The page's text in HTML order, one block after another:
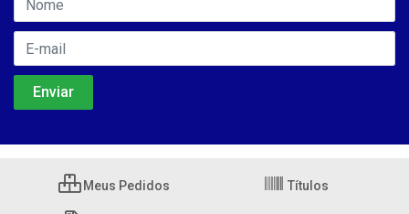
Meus Pedidos Títulos